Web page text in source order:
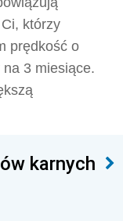
którzy
prędkość o
3 miesiące.
karnych